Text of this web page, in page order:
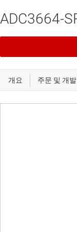
ADC3664-